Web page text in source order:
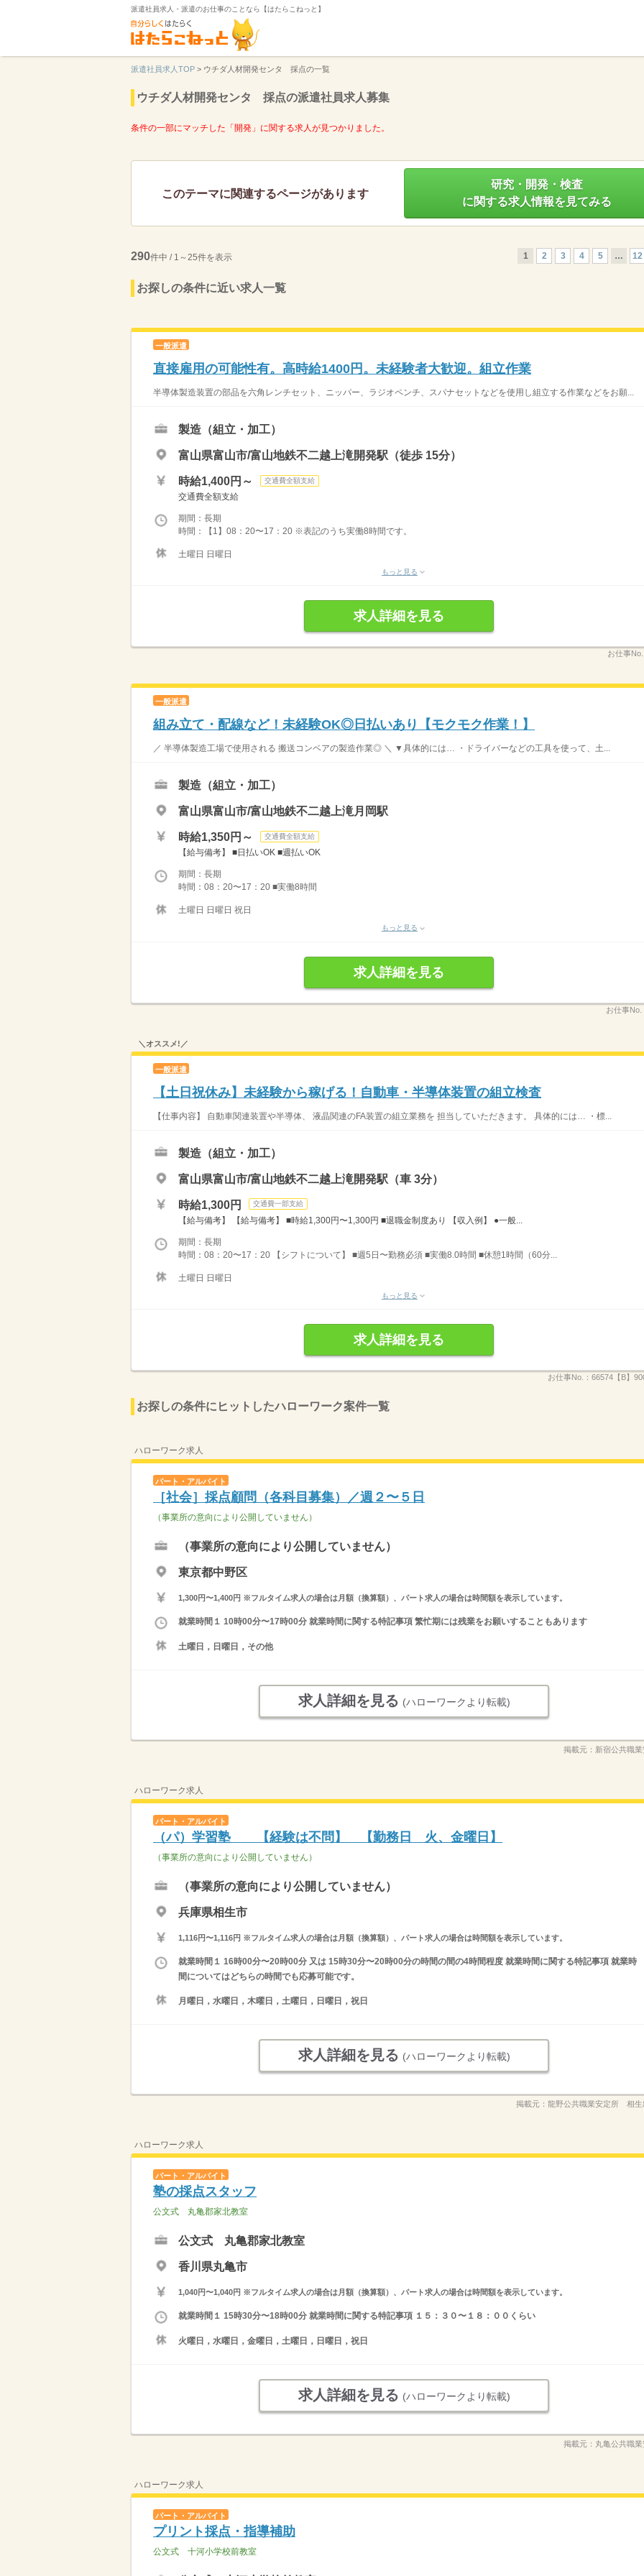
派遣社員求人・派遣のお仕事のことなら【はたらこねっと】
派遣社員求人TOP > ウチダ人材開発センタ 採点の一覧
ウチダ人材開発センタ 採点の派遣社員求人募集
条件の一部にマッチした「開発」に関する求人が見つかりました。
このテーマに関連するページがあります
研究・開発・検査
に関する求人情報を見てみる
290件中 / 1～25件を表示 1 2 3 4 5 … 12
お探しの条件に近い求人一覧
一般派遣
直接雇用の可能性有。高時給1400円。未経験者大歓迎。組立作業
半導体製造装置の部品を六角レンチセット、ニッパー、ラジオペンチ、スパナセットなどを使用し組立する作業などをお願...
製造（組立・加工）
富山県富山市/富山地鉄不二越上滝開発駅（徒歩 15分）
時給1,400円～ 交通費全額支給
交通費全額支給
期間：長期
時間：【1】08：20〜17：20 ※表記のうち実働8時間です。
土曜日 日曜日
もっと見る
求人詳細を見る
お仕事
一般派遣
組み立て・配線など！未経験OK◎日払いあり【モクモク作業！】
／ 半導体製造工場で使用される 搬送コンベアの製造作業◎ ＼ ▼具体的には… ・ドライバーなどの工具を使って、土...
製造（組立・加工）
富山県富山市/富山地鉄不二越上滝月岡駅
時給1,350円～ 交通費全額支給
【給与備考】 ■日払いOK ■週払いOK
期間：長期
時間：08：20〜17：20 ■実働8時間
土曜日 日曜日 祝日
もっと見る
求人詳細を見る
お仕事No.
＼オススメ!／
一般派遣
【土日祝休み】未経験から稼げる！自動車・半導体装置の組立検査
【仕事内容】 自動車関連装置や半導体、 液晶関連のFA装置の組立業務を 担当していただきます。 具体的には… ・標...
製造（組立・加工）
富山県富山市/富山地鉄不二越上滝開発駅（車 3分）
時給1,300円 交通費一部支給
【給与備考】 【給与備考】 ■時給1,300円〜1,300円 ■退職金制度あり 【収入例】 ●一般...
期間：長期
時間：08：20〜17：20 【シフトについて】 ■週5日〜勤務必須 ■実働8.0時間 ■休憩1時間（60分...
土曜日 日曜日
もっと見る
求人詳細を見る
お仕事No.： 66574【B】
お探しの条件にヒットしたハローワーク案件一覧
ハローワーク求人
パート・アルバイト
［社会］採点顧問（各科目募集）／週２〜５日
（事業所の意向により公開していません）
（事業所の意向により公開していません）
東京都中野区
1,300円〜1,400円 ※フルタイム求人の場合は月額（換算額）、パート求人の場合は時間額を表示しています。
就業時間１ 10時00分〜17時00分 就業時間に関する特記事項 繁忙期には残業をお願いすることもあります
土曜日，日曜日，その他
求人詳細を見る (ハローワークより転載)
掲載元： 新宿公共職
ハローワーク求人
パート・アルバイト
（パ）学習塾 【経験は不問】 【勤務日 火、金曜日】
（事業所の意向により公開していません）
（事業所の意向により公開していません）
兵庫県相生市
1,116円〜1,116円 ※フルタイム求人の場合は月額（換算額）、パート求人の場合は時間額を表示しています。
就業時間１ 16時00分〜20時00分 又は 15時30分〜20時00分の時間の間の4時間程度 就業時間に関する特記事項 就業時
間についてはどちらの時間でも応募可能です。
月曜日，水曜日，木曜日，土曜日，日曜日，祝日
求人詳細を見る (ハローワークより転載)
掲載元： 龍野公共職業安定所 相生
ハローワーク求人
パート・アルバイト
塾の採点スタッフ
公文式 丸亀郡家北教室
公文式 丸亀郡家北教室
香川県丸亀市
1,040円〜1,040円 ※フルタイム求人の場合は月額（換算額）、パート求人の場合は時間額を表示しています。
就業時間１ 15時30分〜18時00分 就業時間に関する特記事項 １５：３０〜１８：００くらい
火曜日，水曜日，金曜日，土曜日，日曜日，祝日
求人詳細を見る (ハローワークより転載)
掲載元： 丸亀公共職
ハローワーク求人
パート・アルバイト
プリント採点・指導補助
公文式 十河小学校前教室